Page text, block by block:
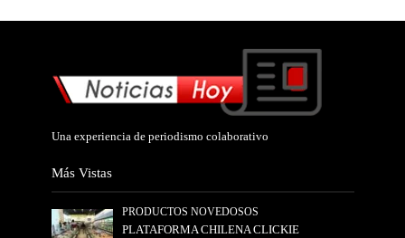
Una experiencia de periodismo colaborativo
Más Vistas
PRODUCTOS NOVEDOSOS
PLATAFORMA CHILENA CLICKIE